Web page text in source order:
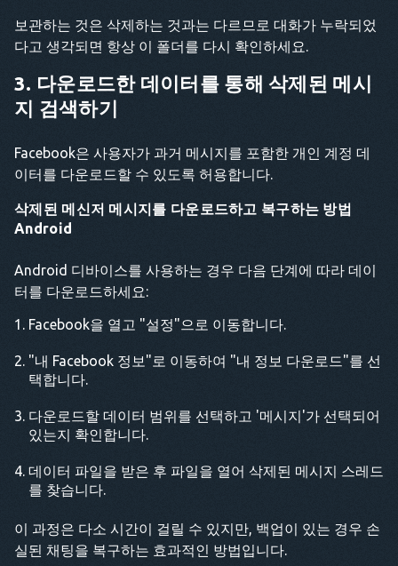
보관하는 것은 삭제하는 것과는 다르므로 대화가 누락되었
다고 생각되면 항상 이 폴더를 다시 확인하세요.
3. 다운로드한 데이터를 통해 삭제된 메시
지 검색하기
Facebook은 사용자가 과거 메시지를 포함한 개인 계정 데
이터를 다운로드할 수 있도록 허용합니다.
삭제된 메신저 메시지를 다운로드하고 복구하는 방법
Android
Android 디바이스를 사용하는 경우 다음 단계에 따라 데이
터를 다운로드하세요:
Facebook을 열고 "설정"으로 이동합니다.
"내 Facebook 정보"로 이동하여 "내 정보 다운로드"를 선
택합니다.
다운로드할 데이터 범위를 선택하고 '메시지'가 선택되어
있는지 확인합니다.
데이터 파일을 받은 후 파일을 열어 삭제된 메시지 스레드
를 찾습니다.
이 과정은 다소 시간이 걸릴 수 있지만, 백업이 있는 경우 손
실된 채팅을 복구하는 효과적인 방법입니다.